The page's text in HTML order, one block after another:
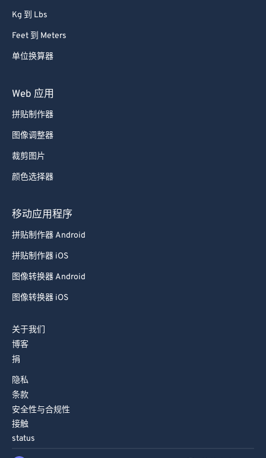
Kg 到 Lbs
Feet 到 Meters
单位换算器
Web 应用
拼贴制作器
图像调整器
裁剪图片
颜色选择器
移动应用程序
拼贴制作器 Android
拼贴制作器 iOS
图像转换器 Android
图像转换器 iOS
关于我们
博客
捐
隐私
条款
安全性与合规性
接触
status